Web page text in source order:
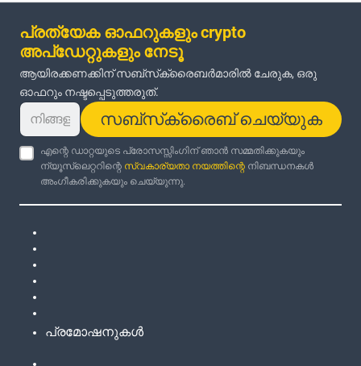
പ്രത്യേക ഓഫറുകളും crypto
അപ്‌ഡേറ്റുകളും നേടൂ
ആയിരക്കണക്കിന് സബ്‌സ്‌ക്രൈബർമാരിൽ ചേരുക, ഒരു
ഓഫറും നഷ്ടപ്പെടുത്തരുത്.
സബ്‌സ്‌ക്രൈബ് ചെയ്യുക
എന്റെ ഡാറ്റയുടെ പ്രോസസ്സിംഗിന് ഞാൻ സമ്മതിക്കുകയും
ന്യൂസ്‌ലെറ്ററിന്റെ സ്വകാര്യതാ നയത്തിന്റെ നിബന്ധനകൾ
അംഗീകരിക്കുകയും ചെയ്യുന്നു.
പ്രമോഷനുകൾ